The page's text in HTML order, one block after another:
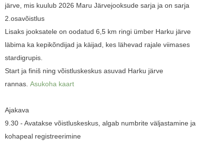
järve, mis kuulub 2026 Maru Järvejooksude sarja ja on sarja
2.osavõistlus
Lisaks jooksatele on oodatud 6,5 km ringi ümber Harku järve
läbima ka kepikõndijad ja käijad, kes lähevad rajale viimases
stardigrupis.
Start ja finiš ning võistluskeskus asuvad Harku järve
rannas. Asukoha kaart
Ajakava
9.30 - Avatakse võistluskeskus, algab numbrite väljastamine ja
kohapeal registreerimine